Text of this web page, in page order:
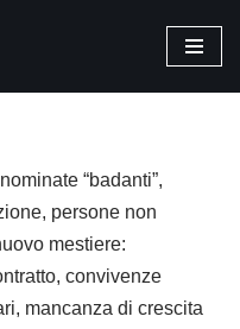
“badanti”,
persone non
mestiere:
convivenze
mancanza di crescita